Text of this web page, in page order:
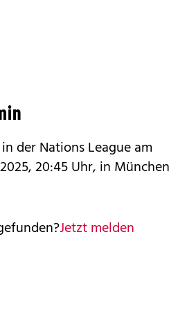
der Nations League am
20:45 Uhr, in München
Jetzt melden